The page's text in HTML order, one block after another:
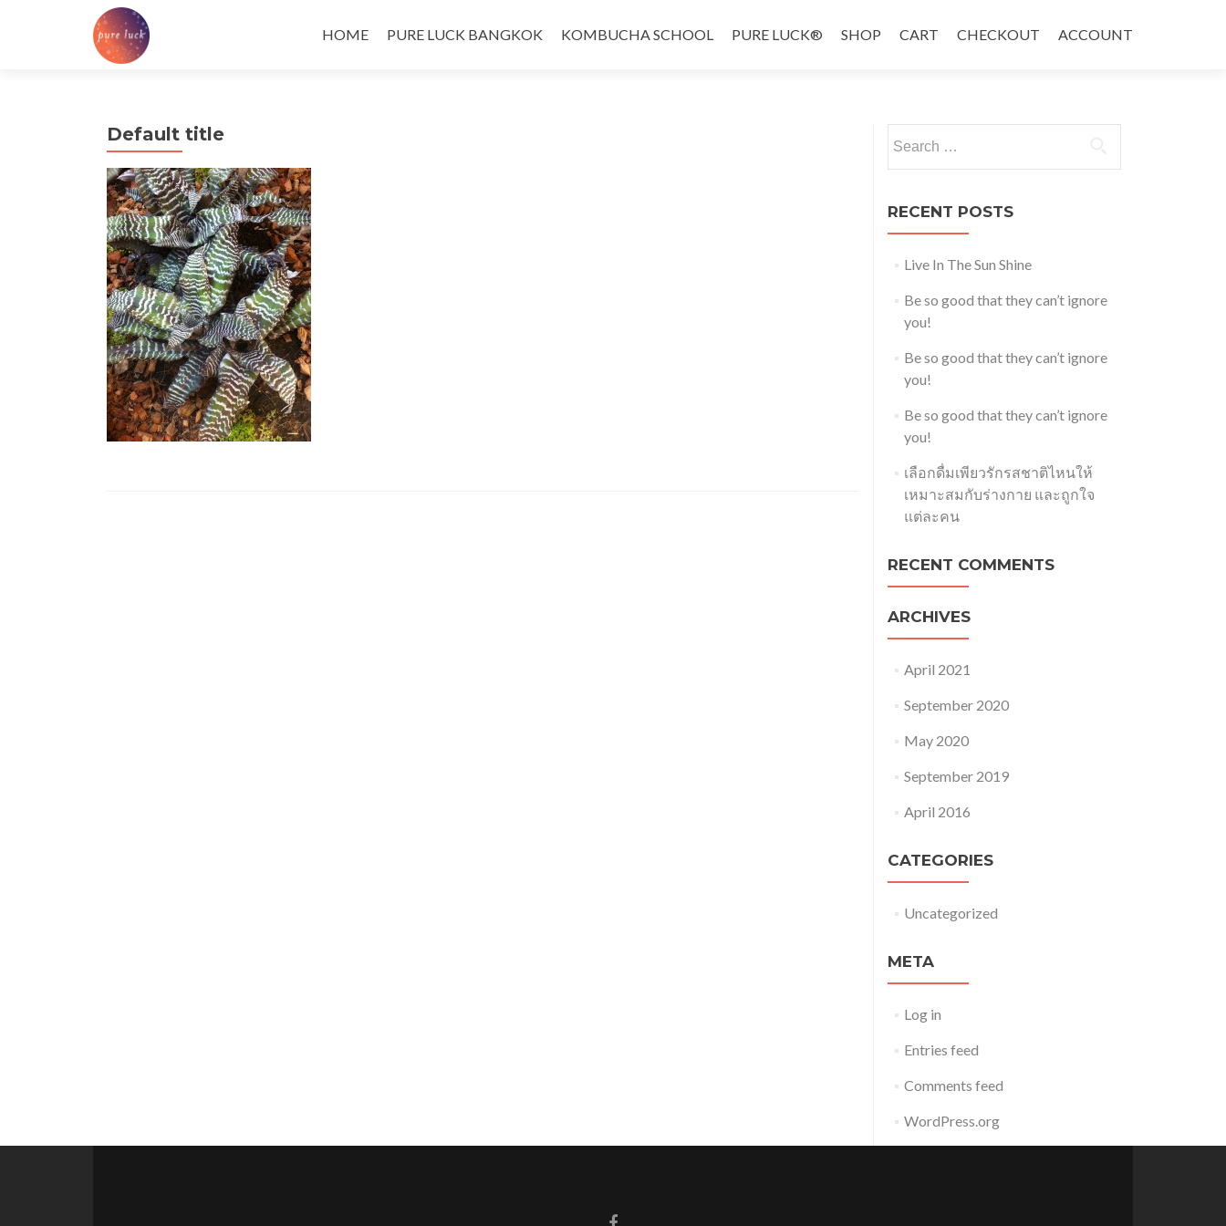
to
HOME PURE LUCK BANGKOK KOMBUCHA SCHOOL PURE LUCK® SHOP CART CHECKOUT ACCOUNT
Default title
for:
RECENT POSTS
Live In The Sun Shine
Be so good that they can’t ignore
you!
Be so good that they can’t ignore
you!
Be so good that they can’t ignore
you!
เลือกดื่มเพียวรักรสชาติไหนให้
เหมาะสมกับร่างกาย และถูกใจ
แต่ละคน
RECENT COMMENTS
ARCHIVES
April 2021
September 2020
May 2020
September 2019
April 2016
CATEGORIES
Uncategorized
META
Log in
Entries feed
Comments feed
WordPress.org